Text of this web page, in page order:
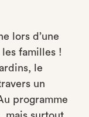
lors d’une
familles !
le
un
programme